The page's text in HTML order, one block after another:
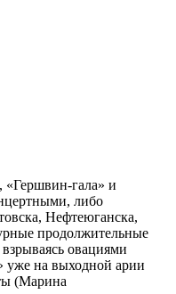
«Гершвин-гала» и
либо
Нефтеюганска,
продолжительные
овациями
уже на выходной арии
(Марина